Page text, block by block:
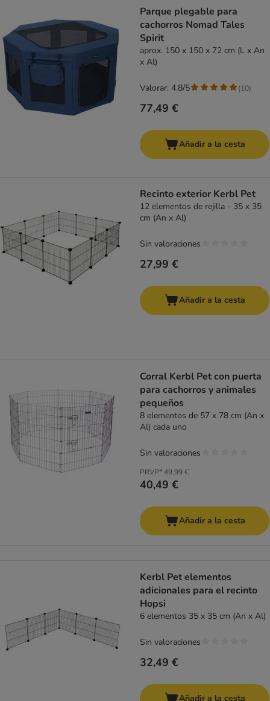
Parque plegable para
cachorros Nomad Tales
Spirit
aprox. 150 x 150 x 72 cm (L x An
x Al)
77,49 €
Valorar: 4.8/5 (10)
Añadir a la cesta
Recinto exterior Kerbl Pet
12 elementos de rejilla - 35 x 35
cm (An x Al)
27,99 €
Sin valoraciones
Añadir a la cesta
Corral Kerbl Pet con puerta
para cachorros y animales
pequeños
8 elementos de 57 x 78 cm (An x
Al) cada uno
PRVP*49,99 €
40,49 €
Sin valoraciones
Añadir a la cesta
Kerbl Pet elementos
adicionales para el recinto
Hopsi
6 elementos 35 x 35 cm (An x Al)
32,49 €
Sin valoraciones
Añadir a la cesta